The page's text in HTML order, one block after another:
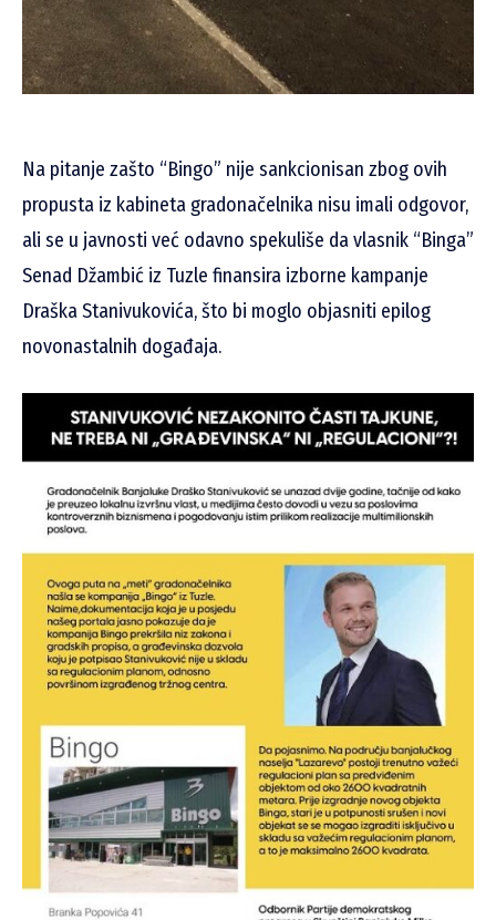
Na pitanje zašto “Bingo” nije sankcionisan zbog ovih
propusta iz kabineta gradonačelnika nisu imali odgovor,
ali se u javnosti već odavno spekuliše da vlasnik “Binga”
Senad Džambić iz Tuzle finansira izborne kampanje
Draška Stanivukovića, što bi moglo objasniti epilog
novonastalnih događaja.